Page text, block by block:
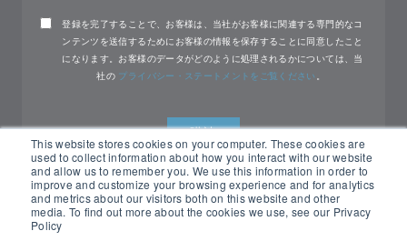
This website stores cookies on your computer. These cookies are
used to collect information about how you interact with our website
and allow us to remember you. We use this information in order to
improve and customize your browsing experience and for analytics
and metrics about our visitors both on this website and other
media. To find out more about the cookies we use, see our Privacy
Policy
登録を完了することで、お客様は、当社がお客様に関連する専門的なコ
ンテンツを送信するためにお客様の情報を保存することに同意したこと
になります。お客様のデータがどのように処理されるかについては、当
社の プライバシー・ステートメントをご覧ください 。